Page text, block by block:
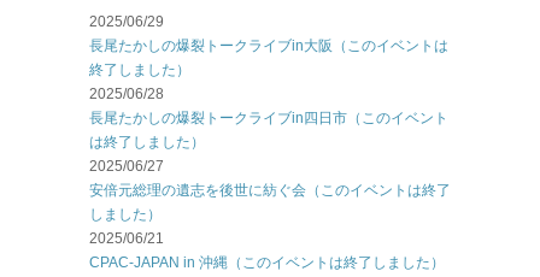
2025/06/29
長尾たかしの爆裂トークライブin大阪（このイベントは
終了しました）
2025/06/28
長尾たかしの爆裂トークライブin四日市（このイベント
は終了しました）
2025/06/27
安倍元総理の遺志を後世に紡ぐ会（このイベントは終了
しました）
2025/06/21
CPAC-JAPAN in 沖縄（このイベントは終了しました）